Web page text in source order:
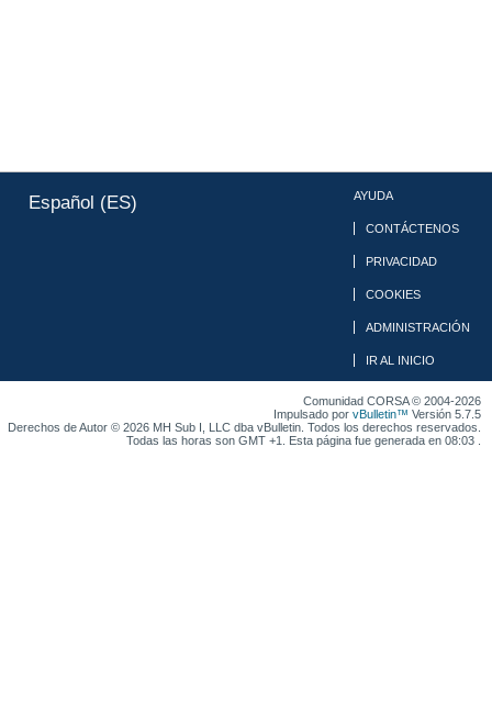
Español (ES) AYUDA
CONTÁCTENOS
PRIVACIDAD
COOKIES
ADMINISTRACIÓN
IR AL INICIO
Comunidad CORSA © 2004-2026
Impulsado por vBulletin™ Versión 5.7.5
Derechos de Autor © 2026 MH Sub I, LLC dba vBulletin. Todos los derechos reservados.
Todas las horas son GMT +1. Esta página fue generada en 08:03 .